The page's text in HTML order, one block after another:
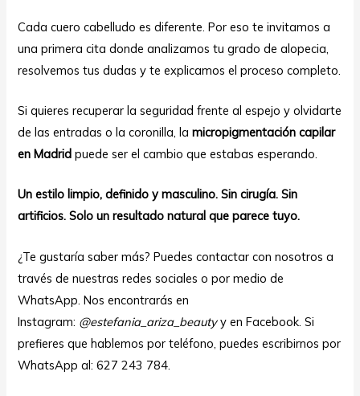
Cada cuero cabelludo es diferente. Por eso te invitamos a
una primera cita donde analizamos tu grado de alopecia,
resolvemos tus dudas y te explicamos el proceso completo.
Si quieres recuperar la seguridad frente al espejo y olvidarte
de las entradas o la coronilla, lamicropigmentación capilar
en Madrid puede ser el cambio que estabas esperando.
Un estilo limpio, definido y masculino. Sin cirugía. Sin
artificios. Solo un resultado natural que parece tuyo.
¿Te gustaría saber más? Puedes contactar con nosotros a
través de nuestras redes sociales o por medio de
WhatsApp. Nos encontrarás en
Instagram: @estefania_ariza_beauty y enFacebook . Si
prefieres que hablemos por teléfono, puedes escribirnos por
WhatsApp al: 627 243 784.